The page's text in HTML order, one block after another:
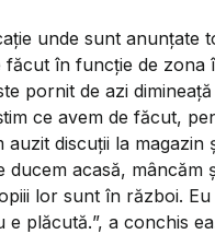
unde sunt anunțate
făcut în funcție de zona
pornit de azi
ce avem de făcut,
auzit discuții la magazin
ducem acasă, mâncăm
lor sunt în război.
e plăcută.”, a conchis